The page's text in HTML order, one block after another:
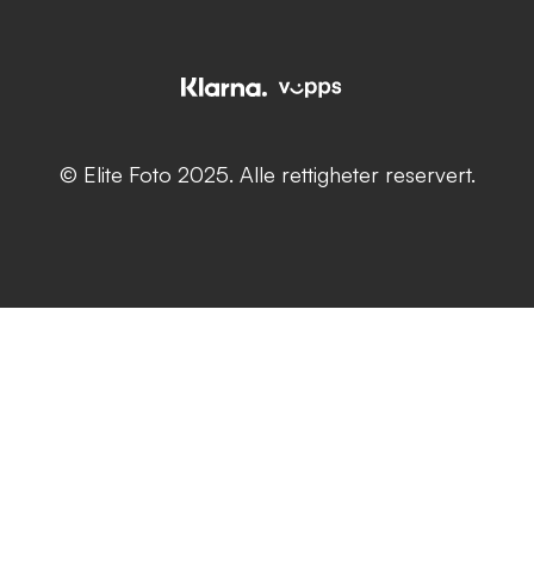
© Elite Foto 2025. Alle rettigheter reservert.